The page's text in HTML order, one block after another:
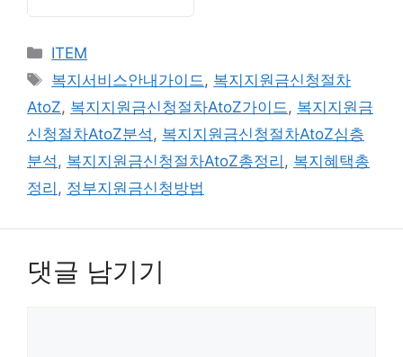
원금 신청 절차 A to Z:
Read…
카
테
리
ITEM
태
그
복지서비스안내가이드, 복지지원금신청절차
AtoZ, 복지지원금신청절차AtoZ가이드, 복지지원금
신청절차AtoZ분석, 복지지원금신청절차AtoZ심층
분석, 복지지원금신청절차AtoZ총정리 , 복지혜택총
정리 , 정부지원금신청방법
댓글 남기기